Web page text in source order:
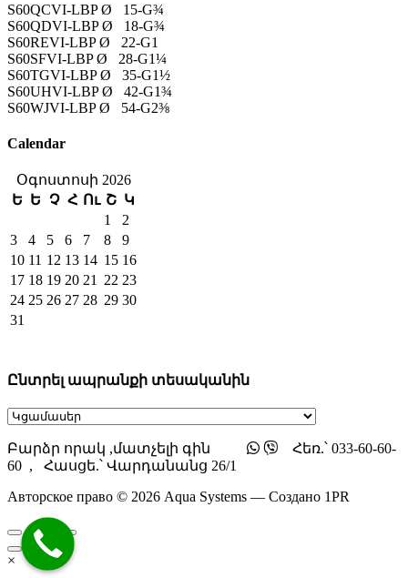
S60QCVI-LBP Ø 15-G¾
S60QDVI-LBP Ø 18-G¾
S60REVI-LBP Ø 22-G1
S60SFVI-LBP Ø 28-G1¼
S60TGVI-LBP Ø 35-G1½
S60UHVI-LBP Ø 42-G1¾
S60WJVI-LBP Ø 54-G2⅜
Calendar
Օգոստոսի 2026
Ե Ե Չ Հ Ու Շ Կ
1
2
3
4 5 6 7 8
9
10 11 12 13 14 15 16
17 18 19 20 21 22 23
24 25 26 27 28 29 30
31
Ընտրել ապրանքի տեսականին
Բարձր որակ ,մատչելի գին
Հեռ.՝ 033-60-60-
60 , Հասցե.՝ Վարդանանց 26/1
Авторское право © 2026 Aqua Systems — Создано 1PR
×